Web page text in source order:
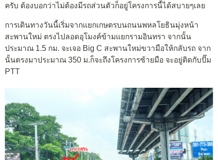
ครับ ต้องบอกว่าไม่ต้องมีรถส่วนตัวก็อยู่โครงการนี้ได้สบายๆเลย
การเดินทางวันนี้เริ่มจากแยกเกษตรบนถนนพหลโยธินมุ่งหน้า
สะพานใหม่ ตรงไปลอดอุโมงค์ข้ามแยกรามอินทรา จากนั้น
ประมาณ 1.5 กม. จะเจอ Big C สะพานใหม่ขวามือให้กลับรถ จาก
นั้นตรงมาประมาณ 350 ม.ก็จะถึงโครงการซ้ายมือ จะอยู่ติดกับปั๊ม
PTT